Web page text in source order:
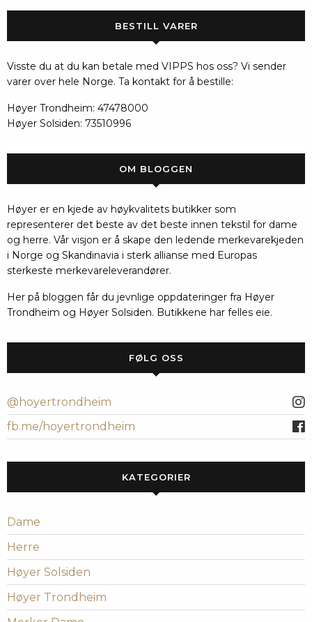
BESTILL VARER
Visste du at du kan betale med VIPPS hos oss? Vi sender
varer over hele Norge. Ta kontakt for å bestille:
Høyer Trondheim: 47478000
Høyer Solsiden: 73510996
OM BLOGGEN
Høyer er en kjede av høykvalitets butikker som
representerer det beste av det beste innen tekstil for dame
og herre. Vår visjon er å skape den ledende merkevarekjeden
i Norge og Skandinavia i sterk allianse med Europas
sterkeste merkevareleverandører.
Her på bloggen får du jevnlige oppdateringer fra Høyer
Trondheim og Høyer Solsiden. Butikkene har felles eie.
FØLG OSS
@hoyertrondheim
fb.me/hoyertrondheim
KATEGORIER
Dame
Herre
Høyer Solsiden
Høyer Trondheim